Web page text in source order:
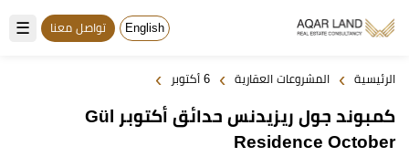
☰ English تواصل معنا
الرئيسية › المشروعات العقارية › 6 أكتوبر ›
كمبوند جول ريزيدنس حدائق أكتوبر Gül
Residence October